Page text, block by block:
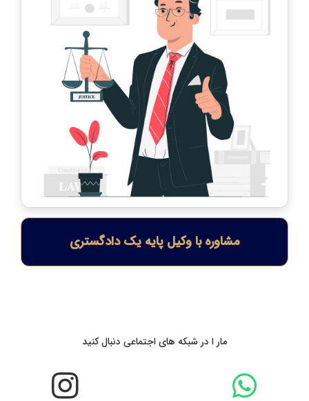
مشاوره با وکیل پایه یک دادگستری
مار ا در شبکه های اجتماعی دنبال کنید